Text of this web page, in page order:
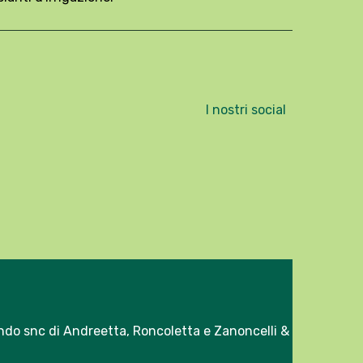
I nostri social
snc di Andreetta, Roncoletta e Zanoncelli &